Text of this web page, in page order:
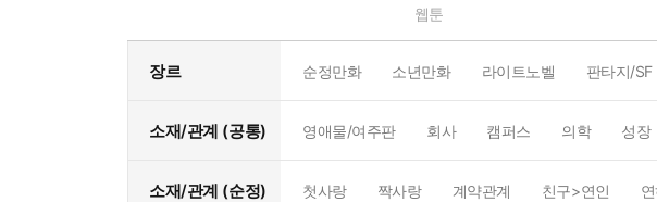
웹툰
장르 순정만화 소년만화 라이트노벨 판타지/SF
소재/관계 (공통) 영애물/여주판 회사 캠퍼스 의학 성장
소재/관계 (순정) 첫사랑 짝사랑 계약관계 친구>연인